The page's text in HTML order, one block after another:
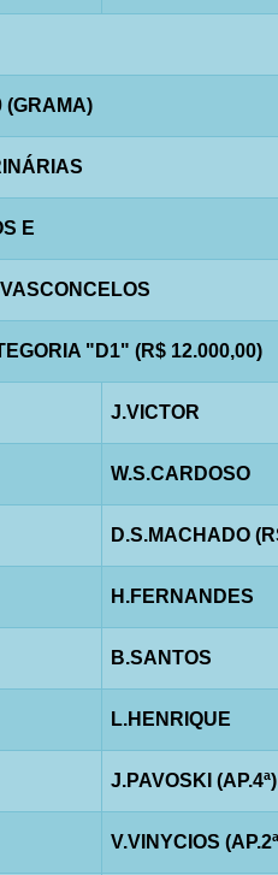
(GRAMA)
E
"D1" (R$ 12.000,00)
J.VICTOR
W.S.CARDOSO
D.S.MACHADO
H.FERNANDES
B.SANTOS
L.HENRIQUE
J.PAVOSKI (AP.4ª)
V.VINYCIOS